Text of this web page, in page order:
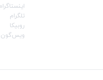
تلگرام
روبیکا
ویس‌گون